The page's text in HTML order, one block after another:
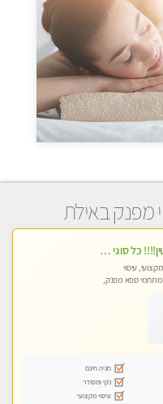
מפנק באילת
מומלץ לחלוטין!!!! כל סוגי העיסויים מעסה מקצועית ואיכותית פרטי!!Best in Town !
עיסוי
מתחמי ספא מפנק,
חניה חינם
נקי ומסודר
עיסוי מקצועי